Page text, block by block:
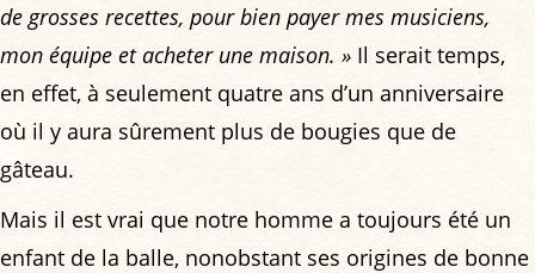
de grosses recettes, pour bien payer mes musiciens,
mon équipe et acheter une maison. » Il serait temps,
en effet, à seulement quatre ans d’un anniversaire
où il y aura sûrement plus de bougies que de
gâteau.
Mais il est vrai que notre homme a toujours été un
enfant de la balle, nonobstant ses origines de bonne